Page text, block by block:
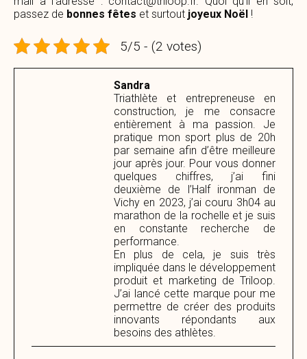
passez de bonnes fêtes et surtout joyeux Noël !
5/5 - (2 votes)
Sandra
Triathlète et entrepreneuse en
construction, je me consacre
entièrement à ma passion. Je
pratique mon sport plus de 20h
par semaine afin d’être meilleure
jour après jour. Pour vous donner
quelques chiffres, j’ai fini
deuxième de l’Half ironman de
Vichy en 2023, j’ai couru 3h04 au
marathon de la rochelle et je suis
en constante recherche de
performance.
En plus de cela, je suis très
impliquée dans le développement
produit et marketing de Triloop.
J’ai lancé cette marque pour me
permettre de créer des produits
innovants répondants aux
besoins des athlètes.